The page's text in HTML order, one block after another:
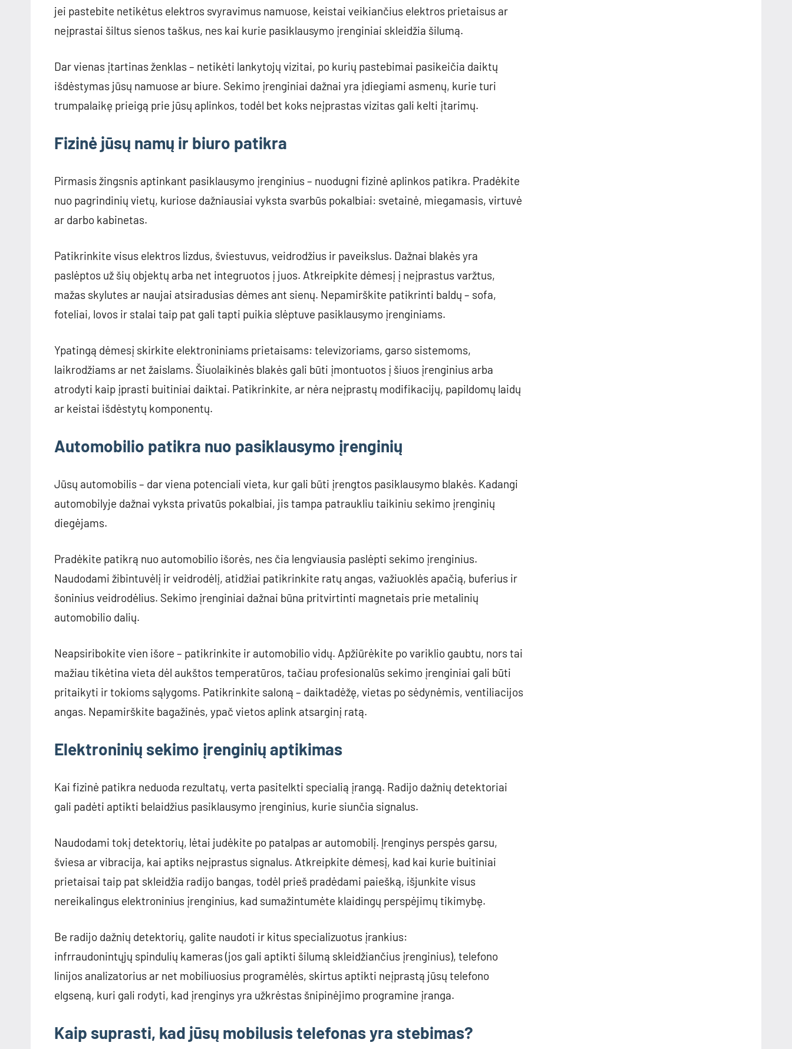
jei pastebite netikėtus elektros svyravimus namuose, keistai veikiančius elektros prietaisus ar
neįprastai šiltus sienos taškus, nes kai kurie pasiklausymo įrenginiai skleidžia šilumą.
Dar vienas įtartinas ženklas – netikėti lankytojų vizitai, po kurių pastebimai pasikeičia daiktų
išdėstymas jūsų namuose ar biure. Sekimo įrenginiai dažnai yra įdiegiami asmenų, kurie turi
trumpalaikę prieigą prie jūsų aplinkos, todėl bet koks neįprastas vizitas gali kelti įtarimų.
Fizinė jūsų namų ir biuro patikra
Pirmasis žingsnis aptinkant pasiklausymo įrenginius – nuodugni fizinė aplinkos patikra. Pradėkite
nuo pagrindinių vietų, kuriose dažniausiai vyksta svarbūs pokalbiai: svetainė, miegamasis, virtuvė
ar darbo kabinetas.
Patikrinkite visus elektros lizdus, šviestuvus, veidrodžius ir paveikslus. Dažnai blakės yra
paslėptos už šių objektų arba net integruotos į juos. Atkreipkite dėmesį į neįprastus varžtus,
mažas skylutes ar naujai atsiradusias dėmes ant sienų. Nepamirškite patikrinti baldų – sofa,
foteliai, lovos ir stalai taip pat gali tapti puikia slėptuve pasiklausymo įrenginiams.
Ypatingą dėmesį skirkite elektroniniams prietaisams: televizoriams, garso sistemoms,
laikrodžiams ar net žaislams. Šiuolaikinės blakės gali būti įmontuotos į šiuos įrenginius arba
atrodyti kaip įprasti buitiniai daiktai. Patikrinkite, ar nėra neįprastų modifikacijų, papildomų laidų
ar keistai išdėstytų komponentų.
Automobilio patikra nuo pasiklausymo įrenginių
Jūsų automobilis – dar viena potenciali vieta, kur gali būti įrengtos pasiklausymo blakės. Kadangi
automobilyje dažnai vyksta privatūs pokalbiai, jis tampa patraukliu taikiniu sekimo įrenginių
diegėjams.
Pradėkite patikrą nuo automobilio išorės, nes čia lengviausia paslėpti sekimo įrenginius.
Naudodami žibintuvėlį ir veidrodėlį, atidžiai patikrinkite ratų angas, važiuoklės apačią, buferius ir
šoninius veidrodėlius. Sekimo įrenginiai dažnai būna pritvirtinti magnetais prie metalinių
automobilio dalių.
Neapsiribokite vien išore – patikrinkite ir automobilio vidų. Apžiūrėkite po variklio gaubtu, nors tai
mažiau tikėtina vieta dėl aukštos temperatūros, tačiau profesionalūs sekimo įrenginiai gali būti
pritaikyti ir tokioms sąlygoms. Patikrinkite saloną – daiktadėžę, vietas po sėdynėmis, ventiliacijos
angas. Nepamirškite bagažinės, ypač vietos aplink atsarginį ratą.
Elektroninių sekimo įrenginių aptikimas
Kai fizinė patikra neduoda rezultatų, verta pasitelkti specialią įrangą. Radijo dažnių detektoriai
gali padėti aptikti belaidžius pasiklausymo įrenginius, kurie siunčia signalus.
Naudodami tokį detektorių, lėtai judėkite po patalpas ar automobilį. Įrenginys perspės garsu,
šviesa ar vibracija, kai aptiks neįprastus signalus. Atkreipkite dėmesį, kad kai kurie buitiniai
prietaisai taip pat skleidžia radijo bangas, todėl prieš pradėdami paiešką, išjunkite visus
nereikalingus elektroninius įrenginius, kad sumažintumėte klaidingų perspėjimų tikimybę.
Be radijo dažnių detektorių, galite naudoti ir kitus specializuotus įrankius:
infrraudonintųjų spindulių kameras (jos gali aptikti šilumą skleidžiančius įrenginius), telefono
linijos analizatorius ar net mobiliuosius programėlės, skirtus aptikti neįprastą jūsų telefono
elgseną, kuri gali rodyti, kad įrenginys yra užkrėstas šnipinėjimo programine įranga.
Kaip suprasti, kad jūsų mobilusis telefonas yra stebimas?